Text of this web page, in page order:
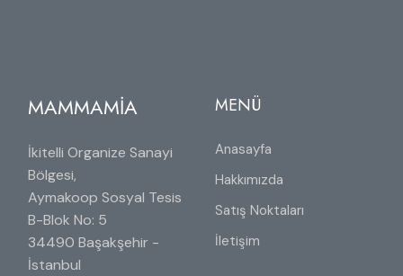
MAMMAMİA
İkitelli Organize Sanayi
Bölgesi,
Aymakoop Sosyal Tesis
B-Blok No: 5
34490 Başakşehir -
İstanbul
MENÜ
Anasayfa
Hakkımızda
Satış Noktaları
İletişim